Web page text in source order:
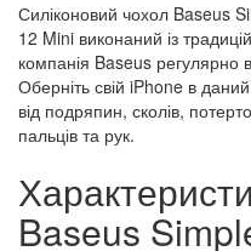
Силіконовий чохол Baseus
12 Mini виконаний із
компанія Baseus регулярно
Оберніть свій iPhone в
від подряпин, сколів,
пальців та рук.
Baseus